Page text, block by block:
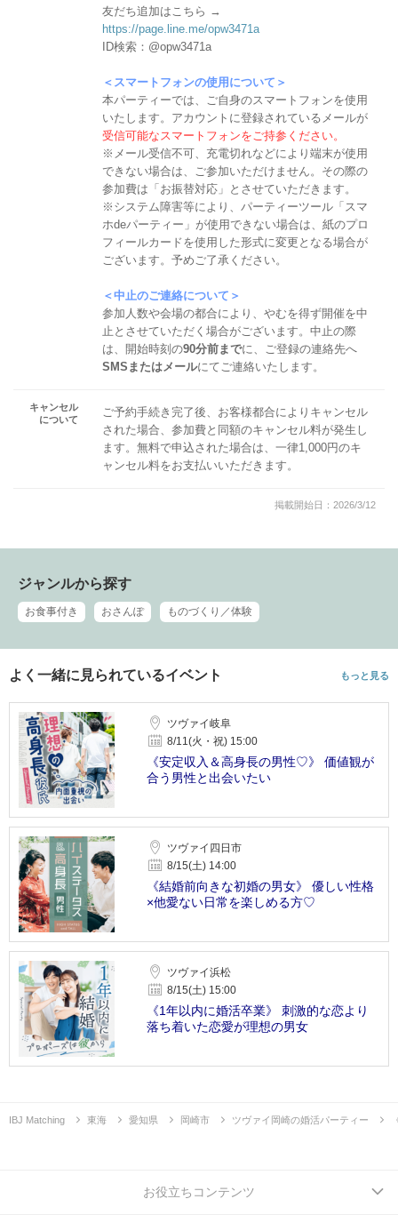
友だち追加はこちら →
https://page.line.me/opw3471a
ID検索：@opw3471a
＜スマートフォンの使用について＞
本パーティーでは、ご自身のスマートフォンを使用
いたします。アカウントに登録されているメールが
受信可能なスマートフォンをご持参ください。
※メール受信不可、充電切れなどにより端末が使用
できない場合は、ご参加いただけません。その際の
参加費は「お振替対応」とさせていただきます。
※システム障害等により、パーティーツール「スマ
ホdeパーティー」が使用できない場合は、紙のプロ
フィールカードを使用した形式に変更となる場合が
ございます。予めご了承ください。
＜中止のご連絡について＞
参加人数や会場の都合により、やむを得ず開催を中
止とさせていただく場合がございます。中止の際
は、開始時刻の90分前までに、ご登録の連絡先へ
SMSまたはメールにてご連絡いたします。
キャンセル
について
ご予約手続き完了後、お客様都合によりキャンセル
された場合、参加費と同額のキャンセル料が発生し
ます。無料で申込された場合は、一律1,000円のキ
ャンセル料をお支払いいただきます。
掲載開始日：2026/3/12
ジャンルから探す
お食事付き おさんぽ ものづくり／体験
よく一緒に見られているイベント もっと見る
ツヴァイ岐阜
8/11(火・祝) 15:00
《安定収入＆高身長の男性♡》 価値観が
合う男性と出会いたい
ツヴァイ四日市
8/15(土) 14:00
《結婚前向きな初婚の男女》 優しい性格
×他愛ない日常を楽しめる方♡
ツヴァイ浜松
8/15(土) 15:00
《1年以内に婚活卒業》 刺激的な恋より
落ち着いた恋愛が理想の男女
IBJ Matching 東海 愛知県 岡崎市 ツヴァイ岡崎の婚活パーティー
お役立ちコンテンツ